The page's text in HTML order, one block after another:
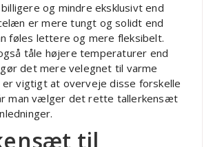
og mindre eksklusivt end
er mere tungt og solidt end
føles lettere og mere fleksibelt.
tåle højere temperaturer end
det mere velegnet til varme
vigtigt at overveje disse forskelle
man vælger det rette tallerkensæt
til